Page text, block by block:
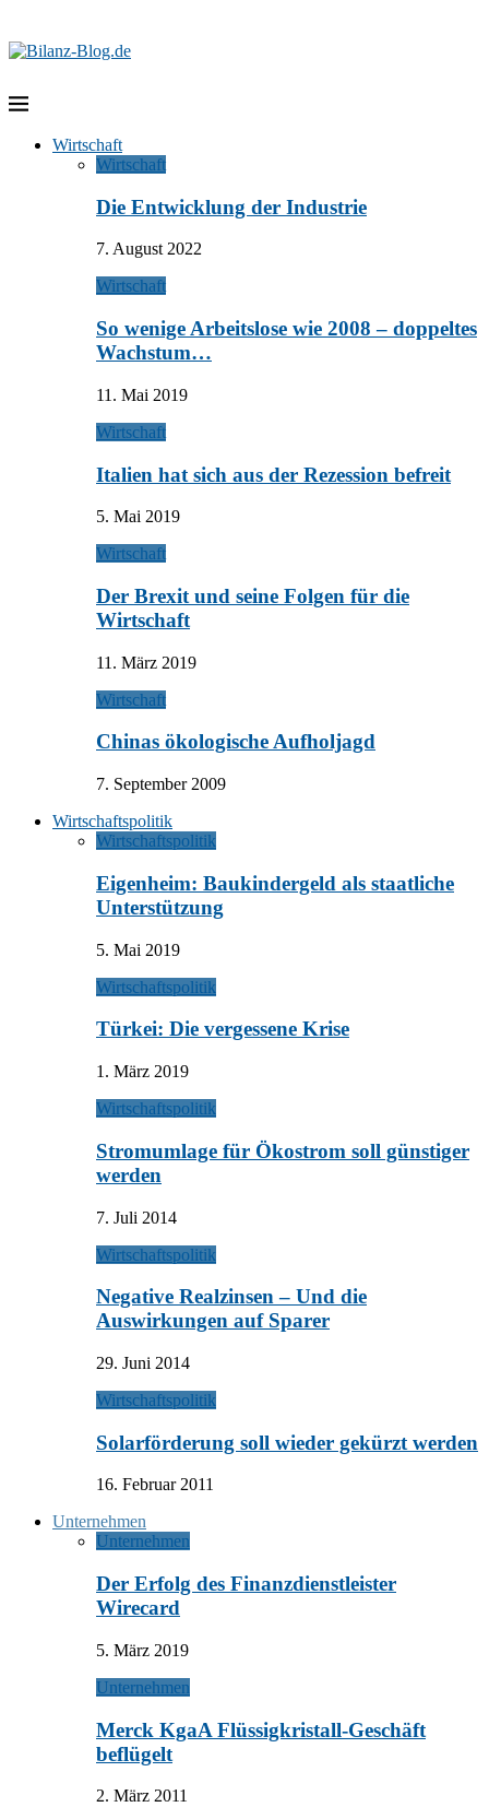
Wirtschaft
Wirtschaft
Die Entwicklung der Industrie
7. August 2022
Wirtschaft
So wenige Arbeitslose wie 2008 – doppeltes
Wachstum…
11. Mai 2019
Wirtschaft
Italien hat sich aus der Rezession befreit
5. Mai 2019
Wirtschaft
Der Brexit und seine Folgen für die
Wirtschaft
11. März 2019
Wirtschaft
Chinas ökologische Aufholjagd
7. September 2009
Wirtschaftspolitik
Wirtschaftspolitik
Eigenheim: Baukindergeld als staatliche
Unterstützung
5. Mai 2019
Wirtschaftspolitik
Türkei: Die vergessene Krise
1. März 2019
Wirtschaftspolitik
Stromumlage für Ökostrom soll günstiger
werden
7. Juli 2014
Wirtschaftspolitik
Negative Realzinsen – Und die
Auswirkungen auf Sparer
29. Juni 2014
Wirtschaftspolitik
Solarförderung soll wieder gekürzt werden
16. Februar 2011
Unternehmen
Unternehmen
Der Erfolg des Finanzdienstleister
Wirecard
5. März 2019
Unternehmen
Merck KgaA Flüssigkristall-Geschäft
beflügelt
2. März 2011